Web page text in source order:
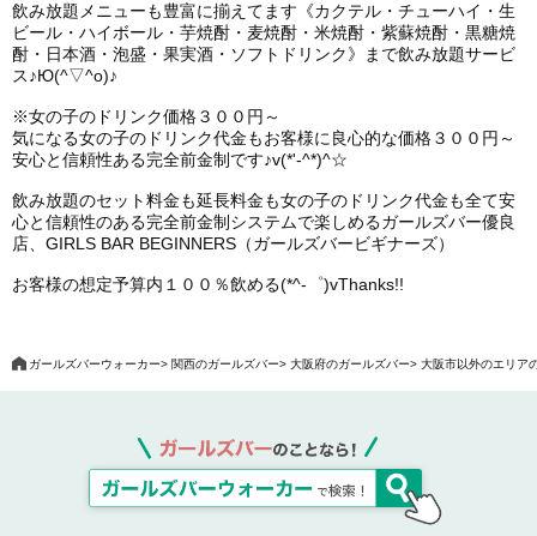
飲み放題メニューも豊富に揃えてます《カクテル・チューハイ・生
ビール・ハイボール・芋焼酎・麦焼酎・米焼酎・紫蘇焼酎・黒糖焼
酎・日本酒・泡盛・果実酒・ソフトドリンク》まで飲み放題サービ
ス♪Ю(^▽^o)♪
※女の子のドリンク価格３００円～
気になる女の子のドリンク代金もお客様に良心的な価格３００円～
安心と信頼性ある完全前金制です♪v(*'-^*)^☆
飲み放題のセット料金も延長料金も女の子のドリンク代金も全て安
心と信頼性のある完全前金制システムで楽しめるガールズバー優良
店、GIRLS BAR BEGINNERS（ガールズバービギナーズ）
お客様の想定予算内１００％飲める(*^-゜)vThanks!!
ガールズバーウォーカー 関西のガールズバー 大阪府のガールズバー 大阪市以外のエリア